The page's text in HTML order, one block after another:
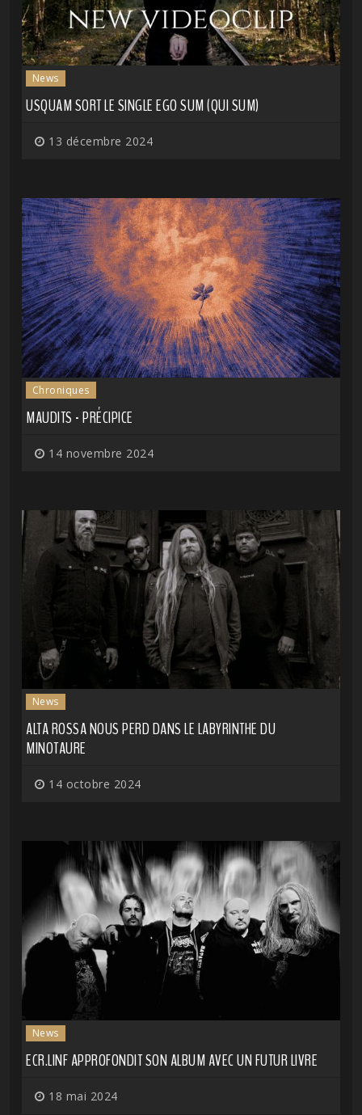
News
USQUAM SORT LE SINGLE EGO SUM (QUI SUM)
13 décembre 2024
Chroniques
MAUDITS - PRÉCIPICE
14 novembre 2024
News
ALTA ROSSA NOUS PERD DANS LE LABYRINTHE DU
MINOTAURE
14 octobre 2024
News
ECR.LINF APPROFONDIT SON ALBUM AVEC UN FUTUR LIVRE
18 mai 2024